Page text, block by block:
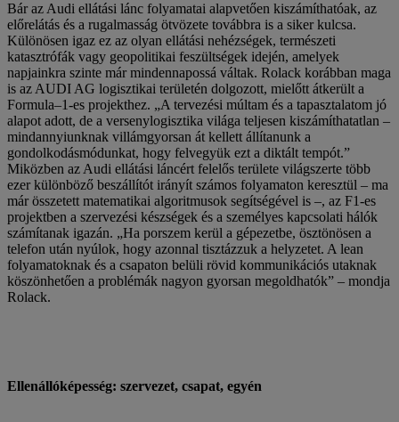
Bár az Audi ellátási lánc folyamatai alapvetően kiszámíthatóak, az
előrelátás és a rugalmasság ötvözete továbbra is a siker kulcsa.
Különösen igaz ez az olyan ellátási nehézségek, természeti
katasztrófák vagy geopolitikai feszültségek idején, amelyek
napjainkra szinte már mindennapossá váltak. Rolack korábban maga
is az AUDI AG logisztikai területén dolgozott, mielőtt átkerült a
Formula–1-es projekthez. „A tervezési múltam és a tapasztalatom jó
alapot adott, de a versenylogisztika világa teljesen kiszámíthatatlan –
mindannyiunknak villámgyorsan át kellett állítanunk a
gondolkodásmódunkat, hogy felvegyük ezt a diktált tempót.”
Miközben az Audi ellátási láncért felelős területe világszerte több
ezer különböző beszállítót irányít számos folyamaton keresztül – ma
már összetett matematikai algoritmusok segítségével is –, az F1-es
projektben a szervezési készségek és a személyes kapcsolati hálók
számítanak igazán. „Ha porszem kerül a gépezetbe, ösztönösen a
telefon után nyúlok, hogy azonnal tisztázzuk a helyzetet. A lean
folyamatoknak és a csapaton belüli rövid kommunikációs utaknak
köszönhetően a problémák nagyon gyorsan megoldhatók” – mondja
Rolack.
Ellenállóképesség: szervezet, csapat, egyén